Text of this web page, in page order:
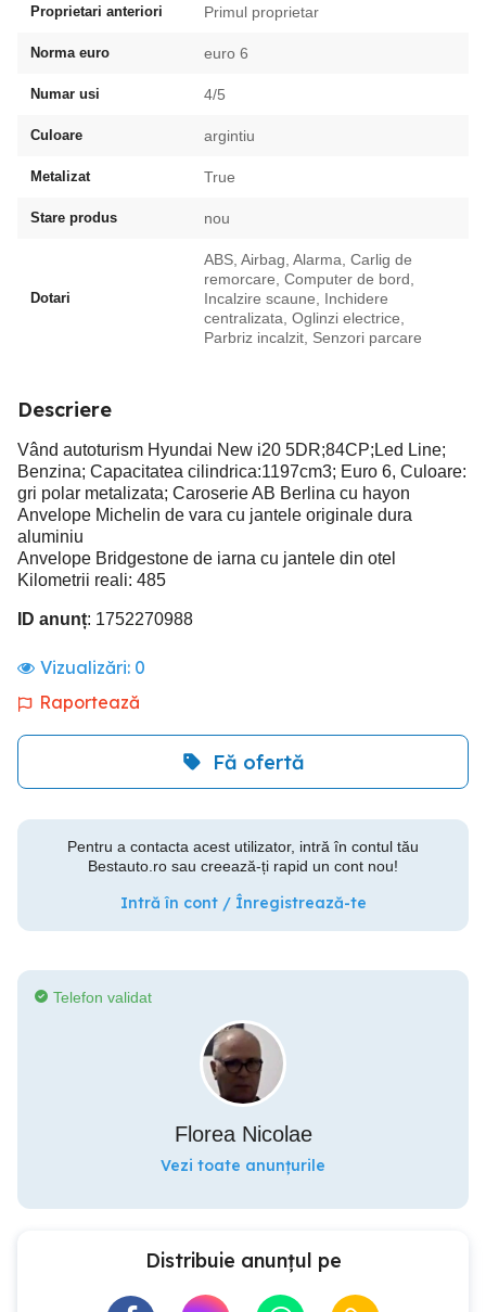
Proprietari anteriori Primul proprietar
Norma euro euro 6
Numar usi 4/5
Culoare argintiu
Metalizat True
Stare produs nou
Dotari
ABS, Airbag, Alarma, Carlig de
remorcare, Computer de bord,
Incalzire scaune, Inchidere
centralizata, Oglinzi electrice,
Parbriz incalzit, Senzori parcare
Descriere
Vând autoturism Hyundai New i20 5DR;84CP;Led Line;
Benzina; Capacitatea cilindrica:1197cm3; Euro 6, Culoare:
gri polar metalizata; Caroserie AB Berlina cu hayon
Anvelope Michelin de vara cu jantele originale dura
aluminiu
Anvelope Bridgestone de iarna cu jantele din otel
Kilometrii reali: 485
ID anunț: 1752270988
Vizualizări: 0
Raportează
Fă ofertă
Pentru a contacta acest utilizator, intră în contul tău
Bestauto.ro sau creează-ți rapid un cont nou!
Intră în cont / Înregistrează-te
Telefon validat
Florea Nicolae
Vezi toate anunțurile
Distribuie anunțul pe